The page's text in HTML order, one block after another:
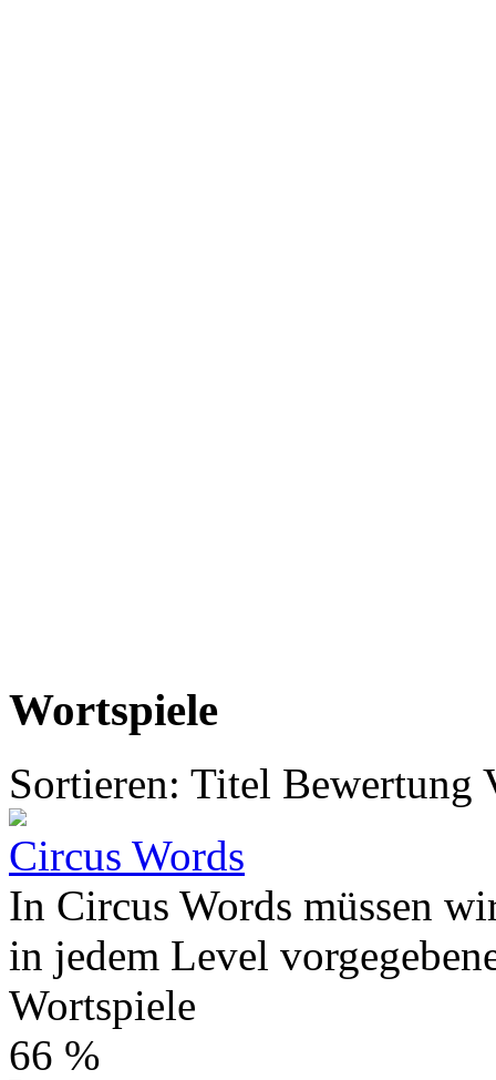
Wortspiele
Sortieren: Titel Bewertung
Circus Words
In Circus Words müssen
in jedem Level
Wortspiele
66 %